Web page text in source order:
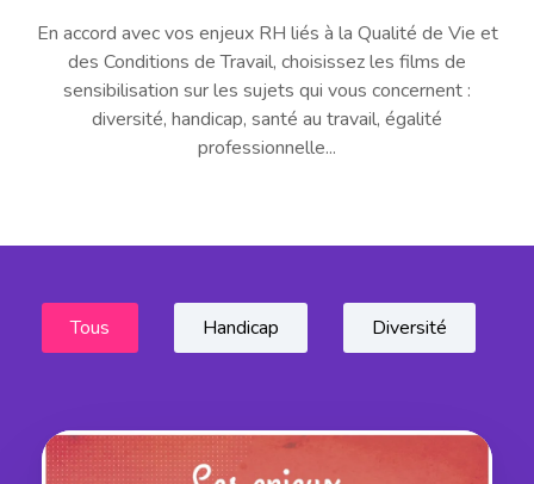
En accord avec vos enjeux RH liés à la Qualité de Vie et
des Conditions de Travail, choisissez les films de
sensibilisation sur les sujets qui vous concernent :
diversité, handicap, santé au travail, égalité
professionnelle...
Tous Handicap Diversité